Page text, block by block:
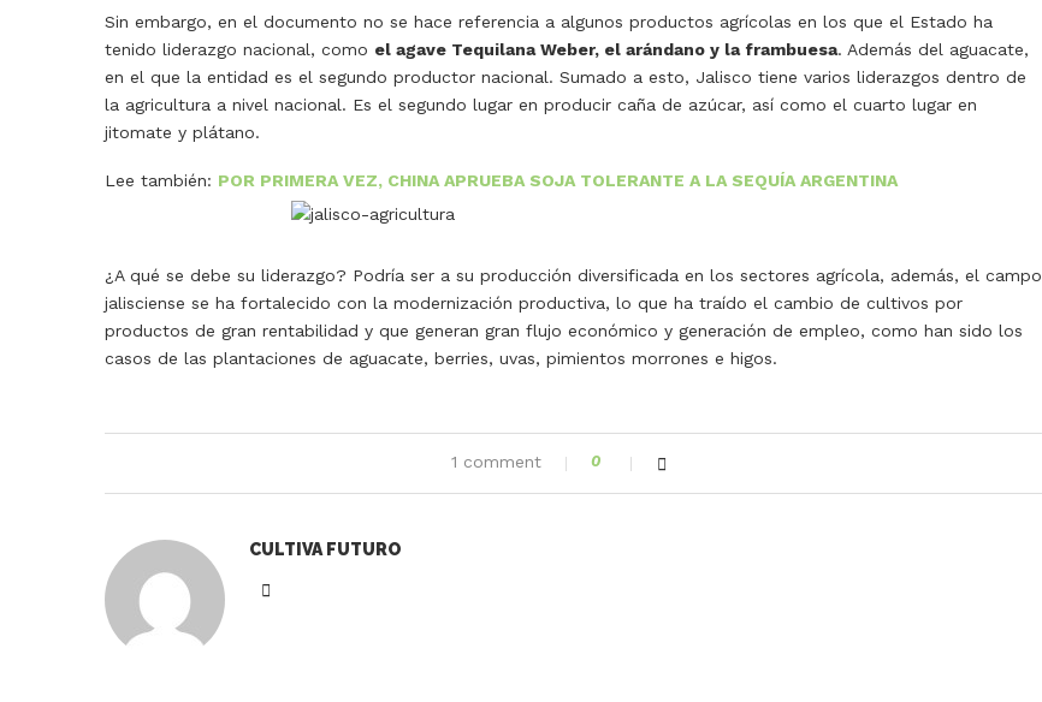
Sin embargo, en el documento no se hace referencia a algunos productos agrícolas en los que el Estado ha
tenido liderazgo nacional, como el agave Tequilana Weber, el arándano y la frambuesa. Además del aguacate,
en el que la entidad es el segundo productor nacional. Sumado a esto, Jalisco tiene varios liderazgos dentro de
la agricultura a nivel nacional. Es el segundo lugar en producir caña de azúcar, así como el cuarto lugar en
jitomate y plátano.
Lee también: POR PRIMERA VEZ, CHINA APRUEBA SOJA TOLERANTE A LA SEQUÍA ARGENTINA
¿A qué se debe su liderazgo? Podría ser a su producción diversificada en los sectores agrícola, además, el campo
jalisciense se ha fortalecido con la modernización productiva, lo que ha traído el cambio de cultivos por
productos de gran rentabilidad y que generan gran flujo económico y generación de empleo, como han sido los
casos de las plantaciones de aguacate, berries, uvas, pimientos morrones e higos.
1 comment 0
CULTIVA FUTURO